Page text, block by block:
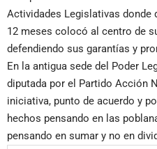
Actividades Legislativas
12 meses colocó al centro de
defendiendo sus garantías y
En la antigua sede del Poder
diputada por el Partido Acción
iniciativa, punto de acuerdo y
hechos pensando en las
pensando en sumar y no en